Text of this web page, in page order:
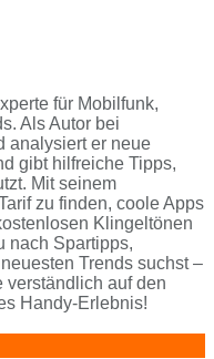
für Mobilfunk,
Als Autor bei
analysiert er neue
gibt hilfreiche Tipps,
Mit seinem
zu finden, coole Apps
Klingeltönen
nach Spartipps,
Trends suchst –
verständlich auf den
Handy-Erlebnis!